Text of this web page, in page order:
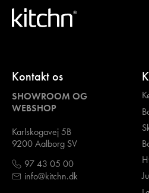
Kontakt os
SHOWROOM OG
WEBSHOP
Karlskogavej 5B
9200 Aalborg SV
97 43 05 00
info@kitchn.dk